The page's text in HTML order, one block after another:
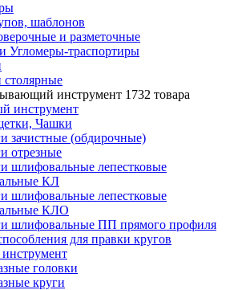
шаблонов
и разметочные
Угломеры-траспортиры
столярные
инструмент 1732 товара
инструмент
Чашки
зачистные (обдирочные)
отрезные
шлифовальные лепестковые
КЛ
шлифовальные лепестковые
КЛО
шлифовальные ПП прямого профиля
для правки кругов
головки
круги